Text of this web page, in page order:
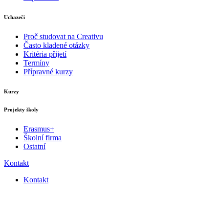
Uchazeči
Proč studovat na Creativu
Často kladené otázky
Kritéria přijetí
Termíny
Přípravné kurzy
Kurzy
Projekty školy
Erasmus+
Školní firma
Ostatní
Kontakt
Kontakt